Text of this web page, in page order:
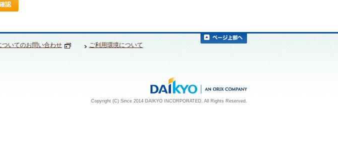
認
ついてのお問い合わせ ご利用環境について
Copyright (C) Since 2014 DAIKYO INCORPORATED. All Rights Reserved.